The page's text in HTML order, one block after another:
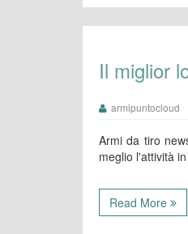
Il miglior
armipuntocloud
Armi da tiro
meglio l'attività
Read More